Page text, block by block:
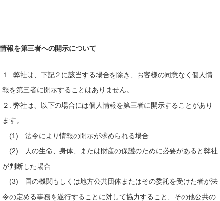
情報を第三者への開示について
１. 弊社は、下記２に該当する場合を除き、お客様の同意なく個人情
報を第三者に開示することはありません。
２. 弊社は、以下の場合には個人情報を第三者に開示することがあり
ます。
(1) 法令により情報の開示が求められる場合
(2) 人の生命、身体、または財産の保護のために必要があると弊社
が判断した場合
(3) 国の機関もしくは地方公共団体またはその委託を受けた者が法
令の定める事務を遂行することに対して協力すること、その他公共の